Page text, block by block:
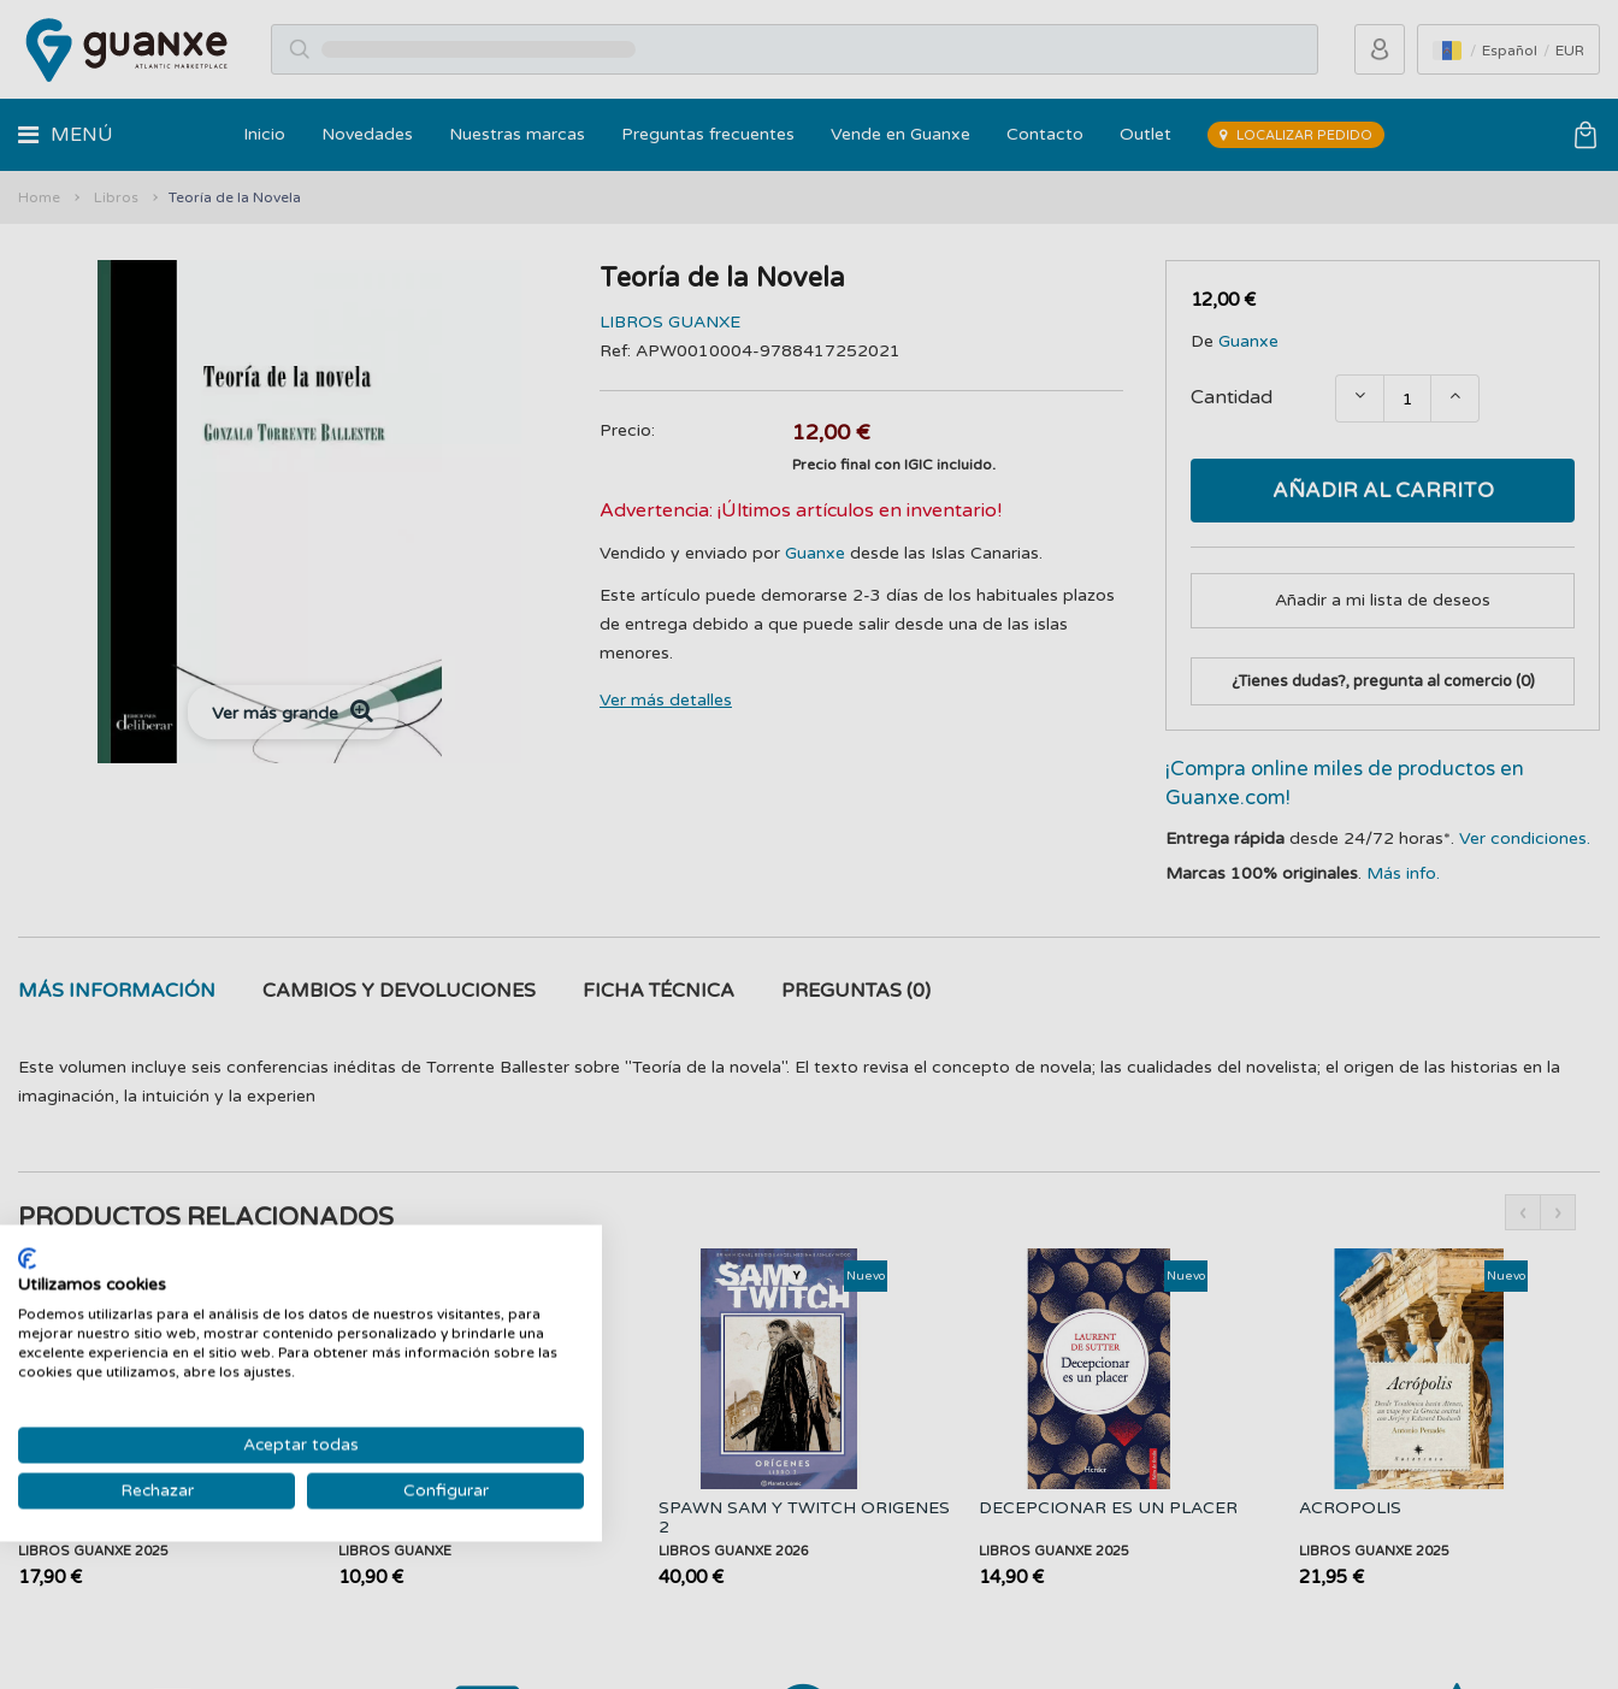
Español EUR
MENÚ Inicio Novedades Nuestras marcas Preguntas frecuentes Vende en Guanxe Contacto Outlet LOCALIZAR PEDIDO
Home Libros Teoría de la Novela
Ver más grande
Teoría de la Novela
LIBROS GUANXE
Ref: APW0010004-9788417252021
Precio: 12,00 €
Precio final con IGIC incluido.
Advertencia: ¡Últimos artículos en inventario!
Vendido y enviado por Guanxe desde las Islas Canarias.
Este artículo puede demorarse 2-3 días de los habituales plazos
de entrega debido a que puede salir desde una de las islas
menores.
Ver más detalles
12,00 €
DeGuanxe
Cantidad
AÑADIR AL CARRITO
Añadir a mi lista de deseos
¿Tienes dudas?, pregunta al comercio(0)
¡Compra online miles de productos en
Guanxe.com!
Entrega rápida desde 24/72 horas*.Ver condiciones.
Marcas 100% originales. Más info.
MÁS INFORMACIÓN CAMBIOS Y DEVOLUCIONES FICHA TÉCNICA PREGUNTAS (0)
Este volumen incluye seis conferencias inéditas de Torrente Ballester sobre "Teoría de la novela". El texto revisa el concepto de novela; las cualidades del novelista; el origen de las historias en la
imaginación, la intuición y la experien
PRODUCTOS RELACIONADOS ‹ ›
SAN FRANCISCO DE ASIS
LIBROS GUANXE 2025
17,90 €
¡Qué bien lo hemos pasado!
LIBROS GUANXE
10,90 €
Nuevo
SPAWN SAM Y TWITCH ORIGENES
2
LIBROS GUANXE 2026
40,00 €
Nuevo
DECEPCIONAR ES UN PLACER
LIBROS GUANXE 2025
14,90 €
Nuevo
ACROPOLIS
LIBROS GUANXE 2025
21,95 €
Utilizamos cookies
Podemos utilizarlas para el análisis de los datos de nuestros visitantes, para
mejorar nuestro sitio web, mostrar contenido personalizado y brindarle una
excelente experiencia en el sitio web. Para obtener más información sobre las
cookies que utilizamos, abre los ajustes.
Aceptar todas
Rechazar Configurar